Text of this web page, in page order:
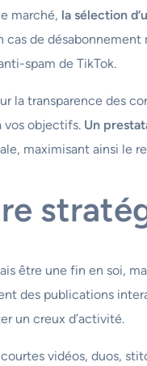
marché, la sélection
de
spam de TikTok.
la transparence des
vos objectifs. Un
maximisant ainsi le
être une fin en soi,
des publications
un creux d’activité.
vidéos, duos,